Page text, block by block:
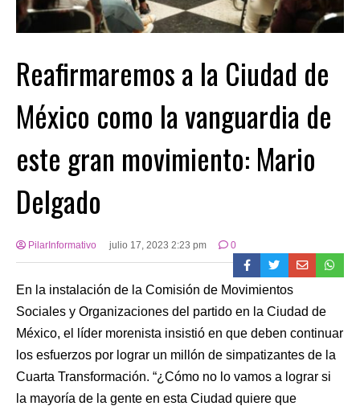
Reafirmaremos a la Ciudad de
México como la vanguardia de
este gran movimiento: Mario
Delgado
PilarInformativo julio 17, 2023 2:23 pm 0
En la instalación de la Comisión de Movimientos
Sociales y Organizaciones del partido en la Ciudad de
México, el líder morenista insistió en que deben continuar
los esfuerzos por lograr un millón de simpatizantes de la
Cuarta Transformación. “¿Cómo no lo vamos a lograr si
la mayoría de la gente en esta Ciudad quiere que